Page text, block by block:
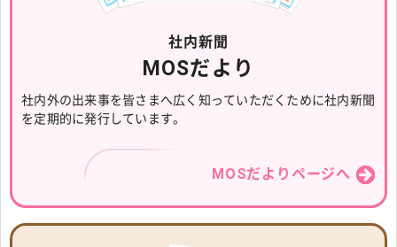
社内新聞
MOSだより
社内外の出来事を皆さまへ広く知っていただくために社内新聞
を定期的に発行しています。
MOSだよりページへ